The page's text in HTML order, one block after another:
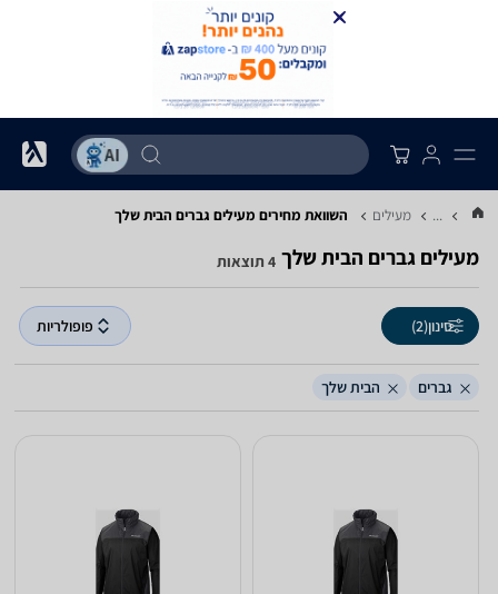
... מעילים השוואת מחירים מעילים ‏גברים ‏הבית שלך
מעילים ‏גברים ‏הבית שלך 4 תוצאות
סינון(2) פופולריות
גברים הבית שלך